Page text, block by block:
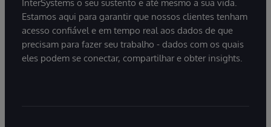
InterSystems o seu sustento e até mesmo a sua vida.
Estamos aqui para garantir que nossos clientes tenham
acesso confiável e em tempo real aos dados de que
precisam para fazer seu trabalho - dados com os quais
eles podem se conectar, compartilhar e obter insights.